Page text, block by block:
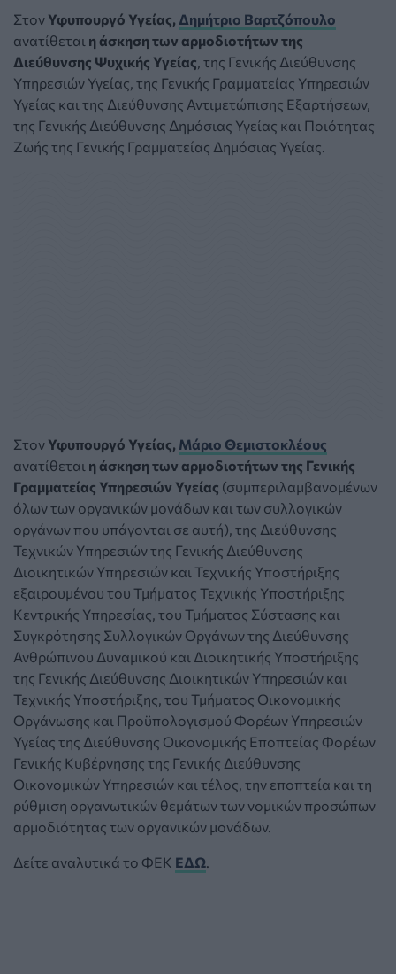
Στον Υφυπουργό Υγείας, Δημήτριο Βαρτζόπουλο
ανατίθεται η άσκηση των αρμοδιοτήτων της
Διεύθυνσης Ψυχικής Υγείας , της Γενικής Διεύθυνσης
Υπηρεσιών Υγείας, της Γενικής Γραμματείας Υπηρεσιών
Υγείας και της Διεύθυνσης Αντιμετώπισης Εξαρτήσεων,
της Γενικής Διεύθυνσης Δημόσιας Υγείας και Ποιότητας
Ζωής της Γενικής Γραμματείας Δημόσιας Υγείας.
Στον Υφυπουργό Υγείας, Μάριο Θεμιστοκλέους
ανατίθεται η άσκηση των αρμοδιοτήτων της Γενικής
Γραμματείας Υπηρεσιών Υγείας (συμπεριλαμβανομένων
όλων των οργανικών μονάδων και των συλλογικών
οργάνων που υπάγονται σε αυτή), της Διεύθυνσης
Τεχνικών Υπηρεσιών της Γενικής Διεύθυνσης
Διοικητικών Υπηρεσιών και Τεχνικής Υποστήριξης
εξαιρουμένου του Τμήματος Τεχνικής Υποστήριξης
Κεντρικής Υπηρεσίας, του Τμήματος Σύστασης και
Συγκρότησης Συλλογικών Οργάνων της Διεύθυνσης
Ανθρώπινου Δυναμικού και Διοικητικής Υποστήριξης
της Γενικής Διεύθυνσης Διοικητικών Υπηρεσιών και
Τεχνικής Υποστήριξης, του Τμήματος Οικονομικής
Οργάνωσης και Προϋπολογισμού Φορέων Υπηρεσιών
Υγείας της Διεύθυνσης Οικονομικής Εποπτείας Φορέων
Γενικής Κυβέρνησης της Γενικής Διεύθυνσης
Οικονομικών Υπηρεσιών και τέλος, την εποπτεία και τη
ρύθμιση οργανωτικών θεμάτων των νομικών προσώπων
αρμοδιότητας των οργανικών μονάδων.
Δείτε αναλυτικά το ΦΕΚ ΕΔΩ